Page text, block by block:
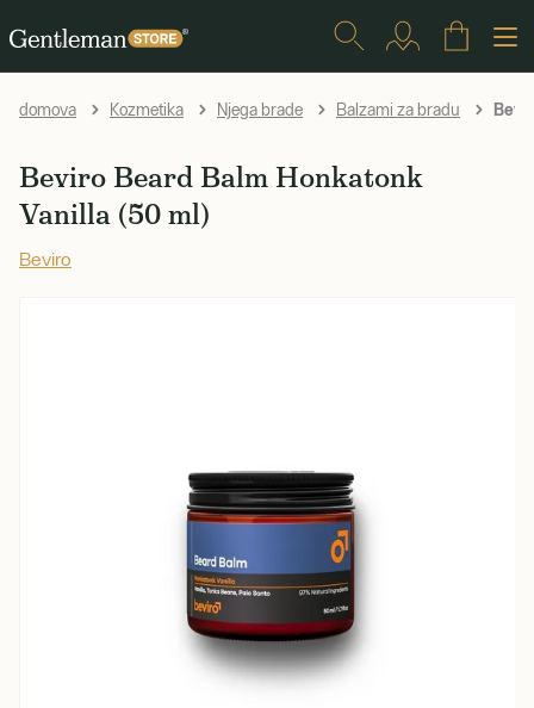
domova Kozmetika Njega brade Balzami za bradu
Beviro Beard Balm Honkatonk
Vanilla (50 ml)
Beviro